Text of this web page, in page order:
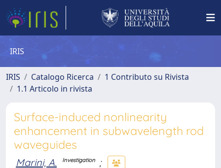
IRIS
IRIS Catalogo Ricerca
1 Contributo su Rivista
1.1 Articolo in rivista
Surface-induced nonlinearity
enhancement in subwavelength rod
waveguides
Marini, A. Investigation
;